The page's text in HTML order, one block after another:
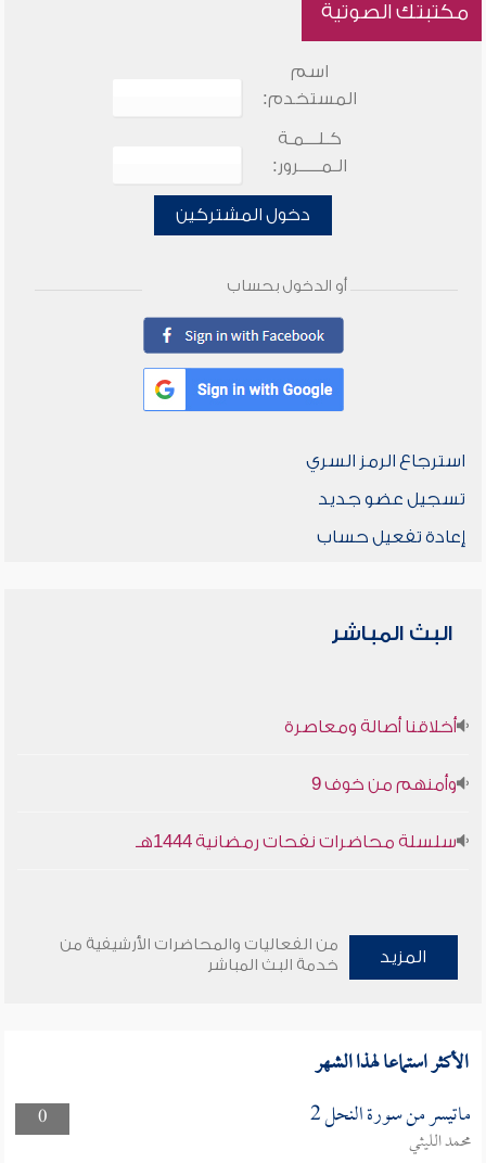
مكتبتك الصوتية
اسم
المستخدم:
كـلـــمـة
الـمـــــرور:
دخول المشتركين
أو الدخول بحساب
استرجاع الرمز السري
تسجيل عضو جديد
إعادة تفعيل حساب
البث المباشر
أخلاقنا أصالة ومعاصرة
وأمنهم من خوف 9
سلسلة محاضرات نفحات رمضانية 1444هـ
المزيد
من الفعاليات والمحاضرات الأرشيفية من
خدمة البث المباشر
الأكثر استماعا لهذا الشهر
0 ماتيسر من سورة النحل 2
محمد الليثي